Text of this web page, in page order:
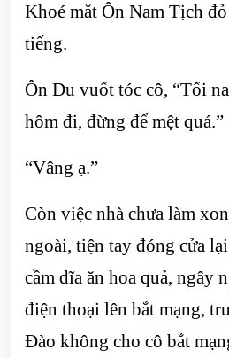
Khoé mắt Ôn Nam Tịch
tiếng.
Ôn Du vuốt tóc cô, “Tối
hôm đi, đừng để mệt quá.”
“Vâng ạ.”
Còn việc nhà chưa làm
ngoài, tiện tay đóng cửa
cầm dĩa ăn hoa quả, ngây
điện thoại lên bắt mạng,
Đào không cho cô bắt